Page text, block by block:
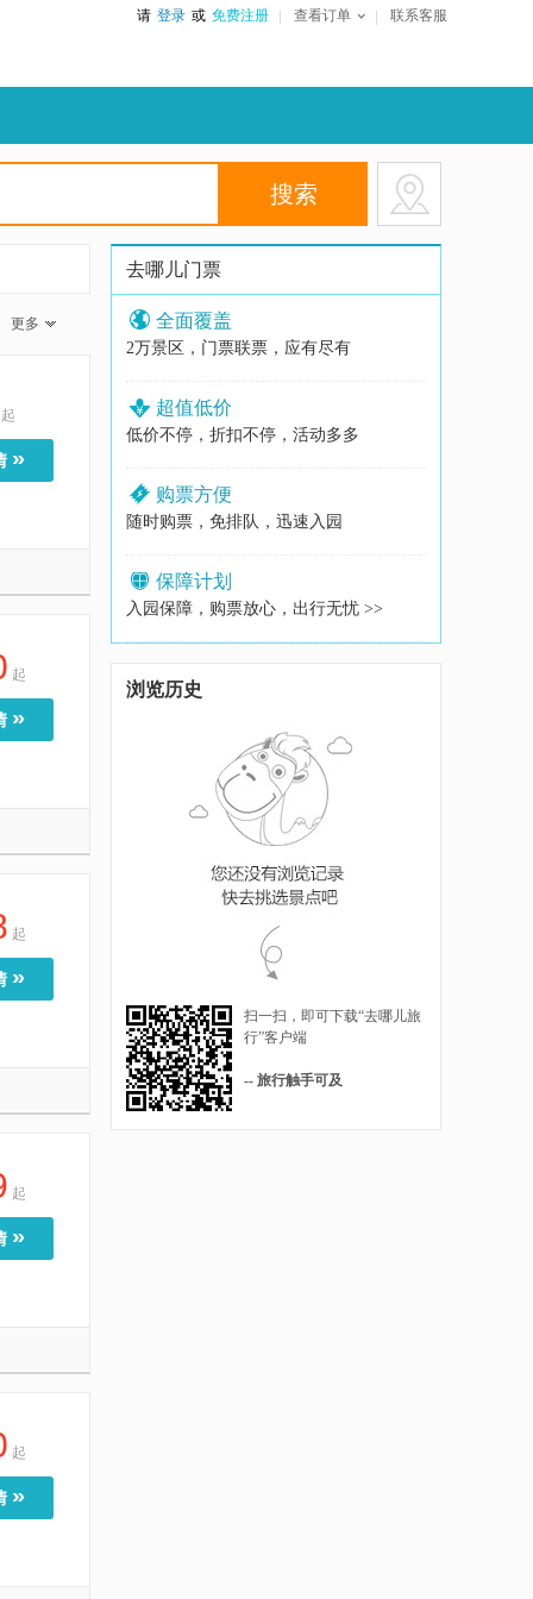
请 登录 或 免费注册 查看订单 联系客服
更多
起
»
起
»
起
»
起
»
起
»
去哪儿门票
全面覆盖
2万景区，门票联票，应有尽有
超值低价
低价不停，折扣不停，活动多多
购票方便
随时购票，免排队，迅速入园
保障计划
入园保障，购票放心，出行无忧 >>
浏览历史
扫一扫，即可下载“去哪儿旅
行”客户端
-- 旅行触手可及